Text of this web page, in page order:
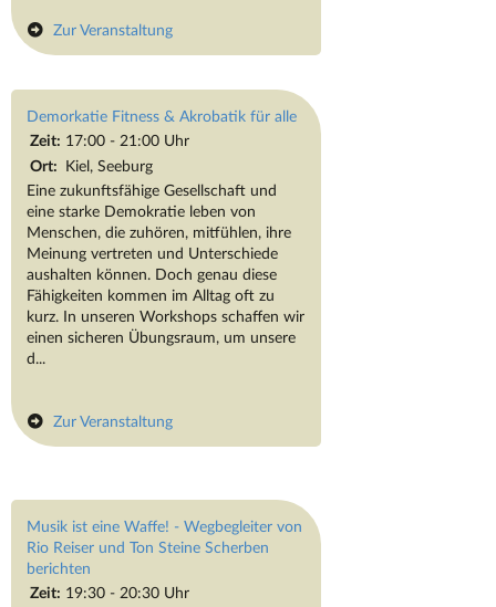
Zur Veranstaltung
Demorkatie Fitness & Akrobatik für alle
Zeit: 17:00 - 21:00 Uhr
Ort: Kiel, Seeburg
Eine zukunftsfähige Gesellschaft und
eine starke Demokratie leben von
Menschen, die zuhören, mitfühlen, ihre
Meinung vertreten und Unterschiede
aushalten können. Doch genau diese
Fähigkeiten kommen im Alltag oft zu
kurz. In unseren Workshops schaffen wir
einen sicheren Übungsraum, um unsere
d...
Zur Veranstaltung
Musik ist eine Waffe! - Wegbegleiter von
Rio Reiser und Ton Steine Scherben
berichten
Zeit: 19:30 - 20:30 Uhr